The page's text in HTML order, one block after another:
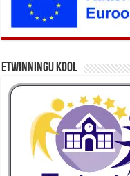
eTwinningu kool